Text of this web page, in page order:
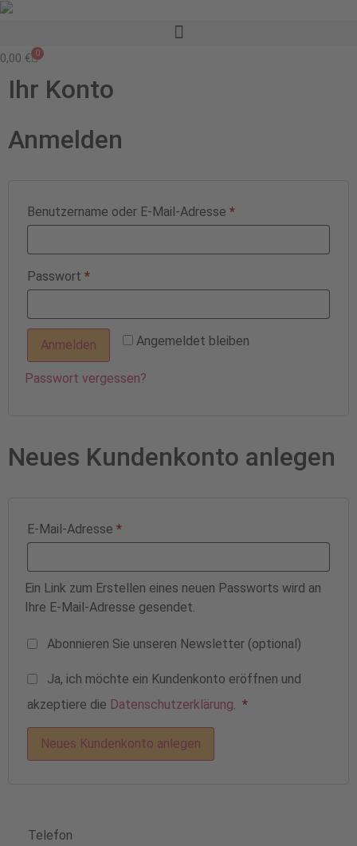
0,00 € 0
Ihr Konto
Anmelden
Benutzername oder E-Mail-Adresse *
Passwort *
Angemeldet bleiben
Anmelden
Passwort vergessen?
Neues Kundenkonto anlegen
E-Mail-Adresse *
Ein Link zum Erstellen eines neuen Passworts wird an
Ihre E-Mail-Adresse gesendet.
Abonnieren Sie unseren Newsletter (optional)
Ja, ich möchte ein Kundenkonto eröffnen und
akzeptiere die Datenschutzerklärung *
Neues Kundenkonto anlegen
Telefon